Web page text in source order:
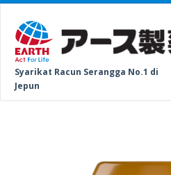
Syarikat Racun Serangga No.1 di
Jepun